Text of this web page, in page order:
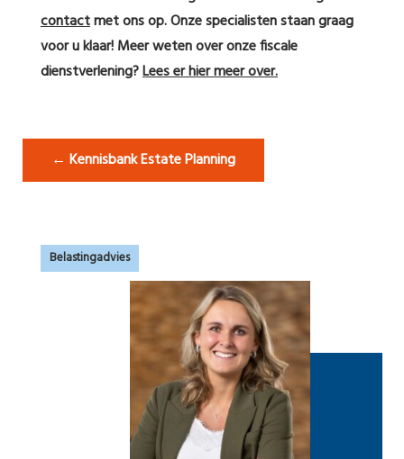
contactmet ons op. Onze specialisten staan graag
voor u klaar! Meer weten over onze fiscale
dienstverlening?Lees er hier meer over.
← Kennisbank Estate Planning
Belastingadvies